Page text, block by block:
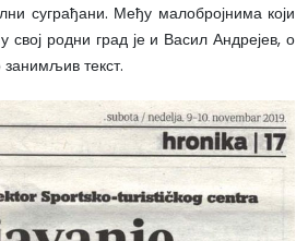
суграђани. Међу малобројнима који
свој родни град је и Васил Андрејев, о
занимљив текст.